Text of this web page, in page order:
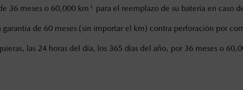
36 meses o 60,000 km 1 para el reemplazo de su batería en caso
de 60 meses (sin importar el km) contra perforación por
las 24 horas del día, los 365 días del año, por 36 meses o